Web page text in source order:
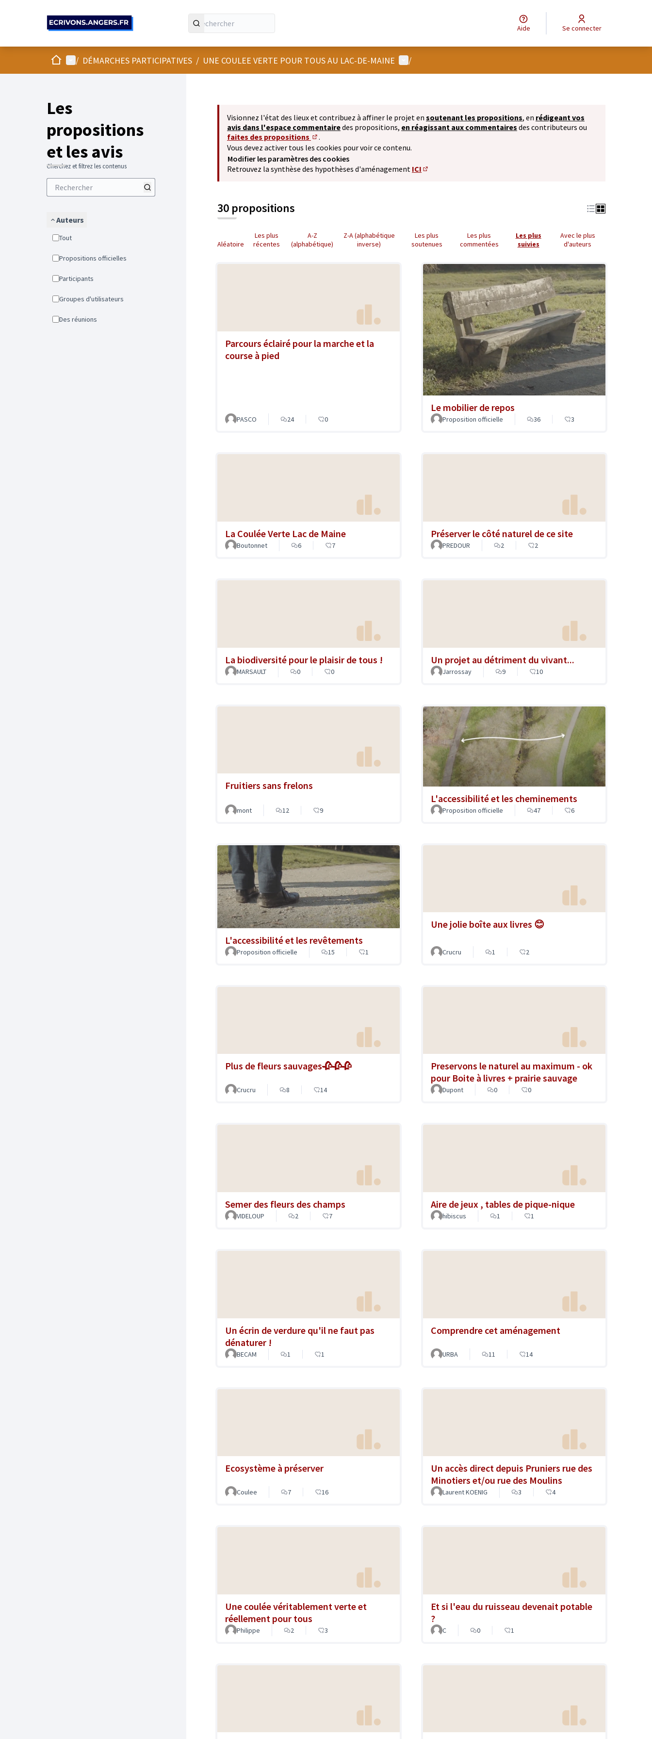
Aide Se connecter
AccueilMenu principal
/ DÉMARCHES PARTICIPATIVES / UNE COULEE VERTE POUR TOUS AU LAC-DE-MAINE Menu utilisateur
/
Les
propositions
et les avis
Cherchez et filtrez les contenus
Auteurs
Tout
Propositions officielles
Participants
Groupes d'utilisateurs
Des réunions
Visionnez l'état des lieux et contribuez à affiner le projet en soutenant les propositions, en rédigeant vos
avis dans l'espace commentairedes propositions, en réagissant aux commentaires des contributeurs ou
faites des propositions
(S'ouvre dans un nouvel onglet)
.
Vous devez activer tous les cookies pour voir ce contenu.
Modifier les paramètres des cookies
Retrouvez la synthèse des hypothèses d'aménagement ICI
30 propositions
Aléatoire
Les plus
récentes
A-Z
(alphabétique)
Z-A (alphabétique
inverse)
Les plus
soutenues
Les plus
commentées
Les plus
suivies
Avec le plus
d'auteurs
Parcours éclairé pour la marche et la
course à pied
PASCO 24 0
Le mobilier de repos
Proposition officielle 36 3
La Coulée Verte Lac de Maine
Boutonnet 6 7
Préserver le côté naturel de ce site
PREDOUR 2 2
La biodiversité pour le plaisir de tous !
MARSAULT 0 0
Un projet au détriment du vivant...
Jarrossay 9 10
Fruitiers sans frelons
mont 12 9
L'accessibilité et les cheminements
Proposition officielle 47 6
L'accessibilité et les revêtements
Proposition officielle 15 1
Une jolie boîte aux livres 😊
Crucru 1 2
Plus de fleurs sauvages🥀🥀🥀
Crucru 8 14
Preservons le naturel au maximum - ok
pour Boite à livres + prairie sauvage
Dupont 0 0
Semer des fleurs des champs
VIDELOUP 2 7
Aire de jeux , tables de pique-nique
hibiscus 1 1
Un écrin de verdure qu'il ne faut pas
dénaturer !
BECAM 1 1
Comprendre cet aménagement
URBA 11 14
Ecosystème à préserver
Coulee 7 16
Un accès direct depuis Pruniers rue des
Minotiers et/ou rue des Moulins
Laurent KOENIG 3 4
Une coulée véritablement verte et
réellement pour tous
Philippe 2 3
Et si l'eau du ruisseau devenait potable
?
C 0 1